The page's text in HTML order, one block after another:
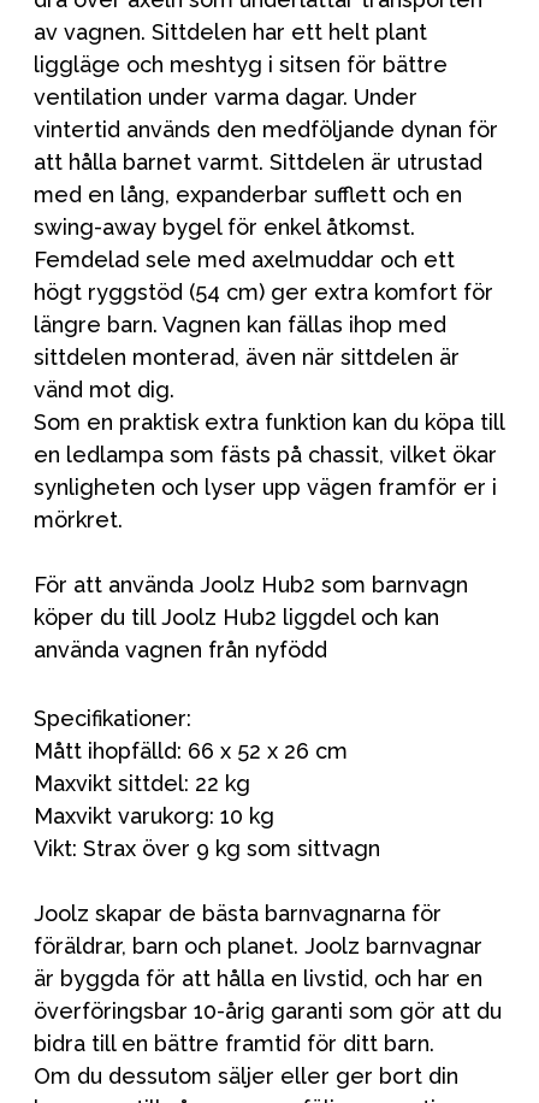
av vagnen. Sittdelen har ett helt plant
liggläge och meshtyg i sitsen för bättre
ventilation under varma dagar. Under
vintertid används den medföljande dynan för
att hålla barnet varmt. Sittdelen är utrustad
med en lång, expanderbar sufflett och en
swing-away bygel för enkel åtkomst.
Femdelad sele med axelmuddar och ett
högt ryggstöd (54 cm) ger extra komfort för
längre barn. Vagnen kan fällas ihop med
sittdelen monterad, även när sittdelen är
vänd mot dig.
Som en praktisk extra funktion kan du köpa till
en ledlampa som fästs på chassit, vilket ökar
synligheten och lyser upp vägen framför er i
mörkret.
För att använda Joolz Hub2 som barnvagn
köper du till Joolz Hub2 liggdel och kan
använda vagnen från nyfödd
Specifikationer:
Mått ihopfälld: 66 x 52 x 26 cm
Maxvikt sittdel: 22 kg
Maxvikt varukorg: 10 kg
Vikt: Strax över 9 kg som sittvagn
Joolz skapar de bästa barnvagnarna för
föräldrar, barn och planet. Joolz barnvagnar
är byggda för att hålla en livstid, och har en
överföringsbar 10-årig garanti som gör att du
bidra till en bättre framtid för ditt barn.
Om du dessutom säljer eller ger bort din